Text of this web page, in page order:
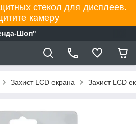
стекол для дисплеев.
камеру
Шоп"
Захист LCD екрана Захист LCD